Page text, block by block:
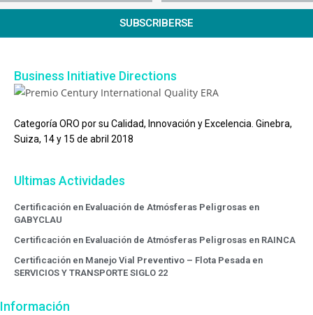
SUBSCRIBERSE
Business Initiative Directions
Categoría ORO por su Calidad, Innovación y Excelencia. Ginebra,
Suiza, 14 y 15 de abril 2018
Ultimas Actividades
Certificación en Evaluación de Atmósferas Peligrosas en
GABYCLAU
Certificación en Evaluación de Atmósferas Peligrosas en RAINCA
Certificación en Manejo Vial Preventivo – Flota Pesada en
SERVICIOS Y TRANSPORTE SIGLO 22
Información